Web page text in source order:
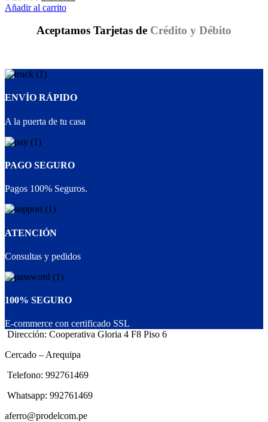
Añadir al carrito
Aceptamos Tarjetas de Crédito y Débito
ENVÍO RÁPIDO
A la puerta de tu casa
PAGO SEGURO
Pagos 100% Seguros.
ATENCIÓN
Consultas y pedidos
100% SEGURO
E-commerce con certificado SSL
Dirección: Cooperativa Gloria 4 F8 Piso 6
Cercado – Arequipa
Telefono: 992761469
Whatsapp: 992761469
aferro@prodelcom.pe